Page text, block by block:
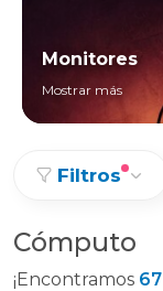
Monitores
Mostrar más
Filtros
Cómputo
¡Encontramos 67